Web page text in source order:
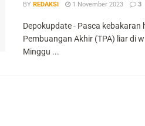
BY REDAKSI 1 November 2023 3
Depokupdate - Pasca kebakaran
Pembuangan Akhir (TPA) liar di
Minggu ...